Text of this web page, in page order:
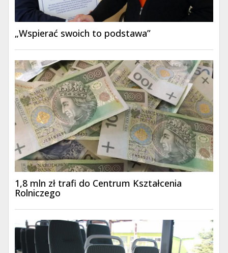
„Wspierać swoich to podstawa”
1,8 mln zł trafi do Centrum Kształcenia
Rolniczego